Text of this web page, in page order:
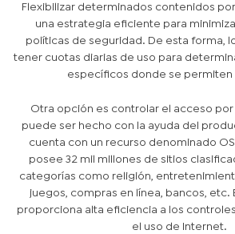
Flexibilizar determinados contenidos
una estrategia eficiente para
políticas de seguridad. De esta forma,
tener cuotas diarias de uso para
específicos donde se permiten
Otra opción es controlar el acceso
puede ser hecho con la ayuda del
cuenta con un recurso denominado
posee 32 mil millones de sitios
categorías como religión,
juegos, compras en línea, bancos, etc.
proporciona alta eficiencia a los
el uso de Internet.